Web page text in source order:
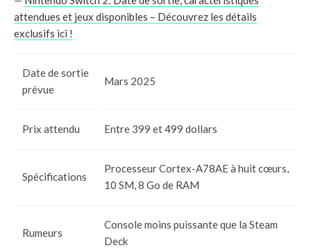
attendues et jeux disponibles – Découvrez les détails
exclusifs ici !
Date de sortie
prévue
Mars 2025
Prix attendu Entre 399 et 499 dollars
Spécifications
Processeur Cortex-A78AE à huit cœurs,
10 SM, 8 Go de RAM
Rumeurs
Console moins puissante que la Steam
Deck